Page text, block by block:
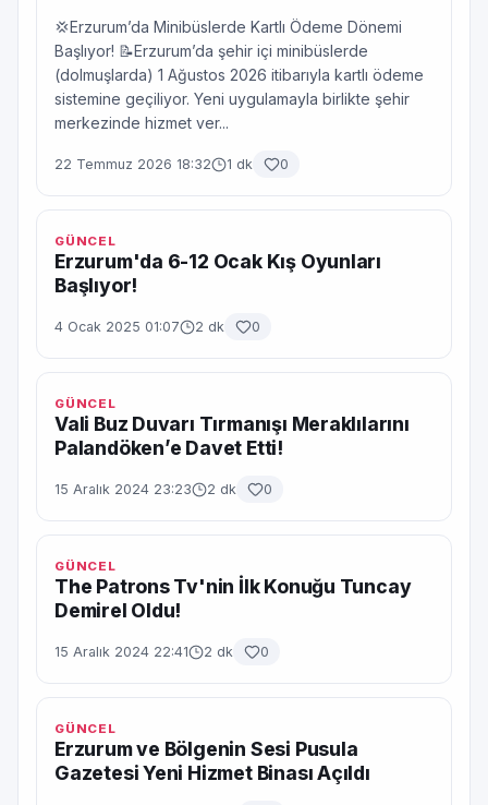
💢Erzurum’da Minibüslerde Kartlı Ödeme Dönemi
Başlıyor! 📝Erzurum’da şehir içi minibüslerde
(dolmuşlarda) 1 Ağustos 2026 itibarıyla kartlı ödeme
sistemine geçiliyor. Yeni uygulamayla birlikte şehir
merkezinde hizmet ver...
22 Temmuz 2026 18:32 1 dk 0
GÜNCEL
Erzurum'da 6-12 Ocak Kış Oyunları
Başlıyor!
4 Ocak 2025 01:07 2 dk 0
GÜNCEL
Vali Buz Duvarı Tırmanışı Meraklılarını
Palandöken’e Davet Etti!
15 Aralık 2024 23:23 2 dk 0
GÜNCEL
The Patrons Tv'nin İlk Konuğu Tuncay
Demirel Oldu!
15 Aralık 2024 22:41 2 dk 0
GÜNCEL
Erzurum ve Bölgenin Sesi Pusula
Gazetesi Yeni Hizmet Binası Açıldı